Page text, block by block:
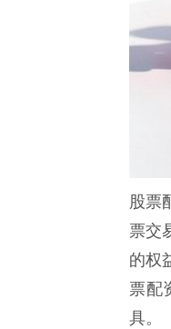
股票
票交
的权
票配
具。